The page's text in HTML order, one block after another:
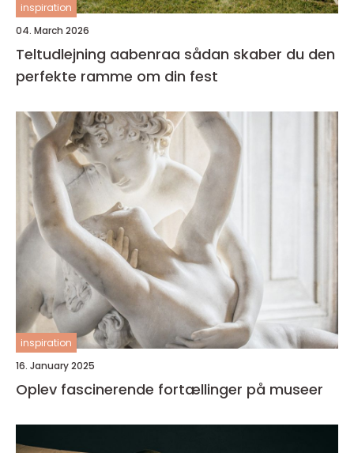
inspiration
04. March 2026
Teltudlejning aabenraa sådan skaber du den
perfekte ramme om din fest
inspiration
16. January 2025
Oplev fascinerende fortællinger på museer